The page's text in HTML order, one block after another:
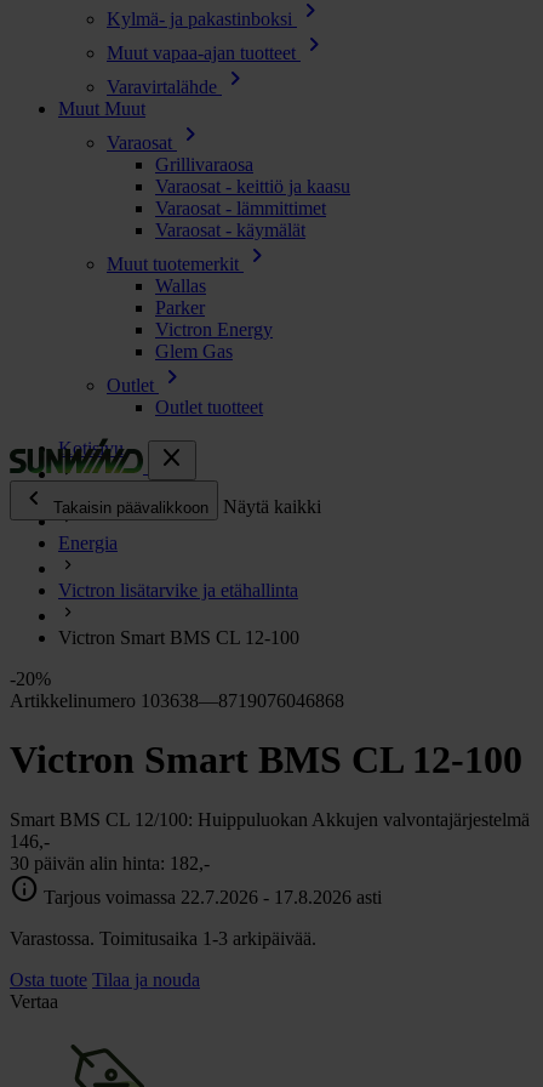
Kylmä- ja pakastinboksi chevron_right
Muut vapaa-ajan tuotteet chevron_right
Varavirtalähde chevron_right
Muut Muut
Varaosat
chevron_right
Grillivaraosa
Varaosat - keittiö ja kaasu
Varaosat - lämmittimet
Varaosat - käymälät
Muut tuotemerkit
chevron_right
Wallas
Parker
Victron Energy
Glem Gas
Outlet
chevron_right
Outlet tuotteet
close
chevron_left
Takaisin päävalikkoon Näytä kaikki
Energia
Keittiö ja kaasu chevron_right
Lämpö chevron_right
chevron_right
Piha ja Puutarha chevron_right
Kotisivu
Energia
Victron lisätarvike ja etähallinta
Victron Smart BMS CL 12-100
-20%
Artikkelinumero 103638—8719076046868
Victron Smart BMS CL 12-100
Smart BMS CL 12/100: Huippuluokan Akkujen valvontajärjestelmä
146,-
30 päivän alin hinta: 182,-
info Tarjous voimassa 22.7.2026 - 17.8.2026 asti
Varastossa. Toimitusaika 1-3 arkipäivää.
Osta tuote Tilaa ja nouda
Vertaa